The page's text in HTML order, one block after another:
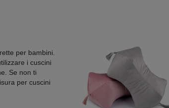
per bambini.
i cuscini
Se non ti
per cuscini